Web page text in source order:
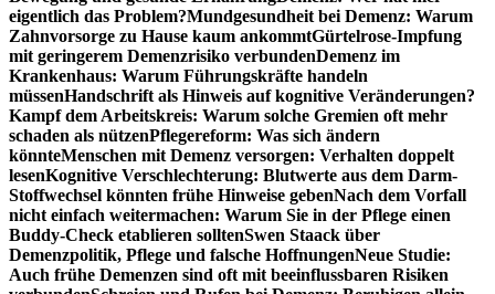
eigentlich das Problem?Mundgesundheit bei Demenz: Warum
Zahnvorsorge zu Hause kaum ankommtGürtelrose-Impfung
mit geringerem Demenzrisiko verbundenDemenz im
Krankenhaus: Warum Führungskräfte handeln
müssenHandschrift als Hinweis auf kognitive Veränderungen?
Kampf dem Arbeitskreis: Warum solche Gremien oft mehr
schaden als nützenPflegereform: Was sich ändern
könnteMenschen mit Demenz versorgen: Verhalten doppelt
lesenKognitive Verschlechterung: Blutwerte aus dem Darm-
Stoffwechsel könnten frühe Hinweise gebenNach dem Vorfall
nicht einfach weitermachen: Warum Sie in der Pflege einen
Buddy-Check etablieren solltenSwen Staack über
Demenzpolitik, Pflege und falsche HoffnungenNeue Studie:
Auch frühe Demenzen sind oft mit beeinflussbaren Risiken